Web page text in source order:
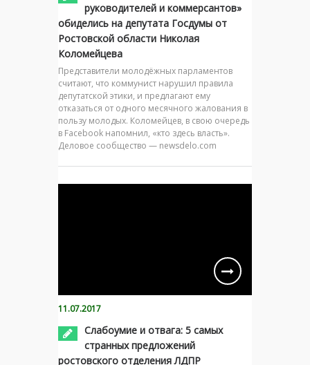
руководителей и коммерсантов»
обиделись на депутата Госдумы от
Ростовской области Николая
Коломейцева
Представители молодёжных парламентов
считают, что коммунист нарушил правила
депутатской этики, и предлагают ему
отказаться от одного месячного жалования в
пользу молодых. Коломейцев, в свою очередь
в Facebook напомнил, «кто здесь власть».
Деловое сообщество — newsdelo.com
11.07.2017
Слабоумие и отвага: 5 самых
странных предложений
ростовского отделения ЛДПР